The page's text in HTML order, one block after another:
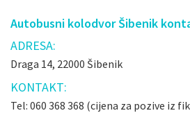
Autobusni kolodvor Šibenik
ADRESA:
Draga 14, 22000 Šibenik
KONTAKT:
Tel: 060 368 368 (cijena za pozive iz